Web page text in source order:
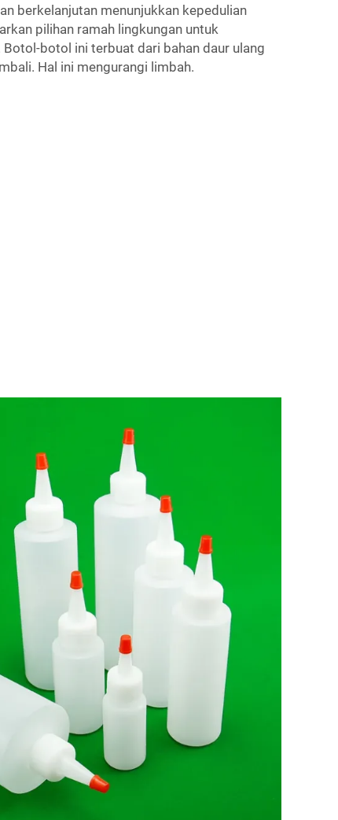
berkelanjutan menunjukkan kepedulian
pilihan ramah lingkungan untuk
botol ini terbuat dari bahan daur ulang
Hal ini mengurangi limbah.